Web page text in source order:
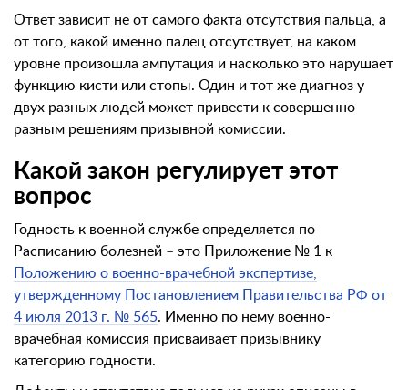
Ответ зависит не от самого факта отсутствия пальца, а
от того, какой именно палец отсутствует, на каком
уровне произошла ампутация и насколько это нарушает
функцию кисти или стопы. Один и тот же диагноз у
двух разных людей может привести к совершенно
разным решениям призывной комиссии.
Какой закон регулирует этот
вопрос
Годность к военной службе определяется по
Расписанию болезней – это Приложение № 1 к
Положению о военно-врачебной экспертизе,
утвержденному Постановлением Правительства РФ от
4 июля 2013 г. № 565. Именно по нему военно-
врачебная комиссия присваивает призывнику
категорию годности.